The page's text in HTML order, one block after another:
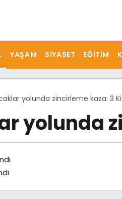
YAŞAM SIYASET EĞITIM
yolunda zincirleme kaza: 3
yolunda